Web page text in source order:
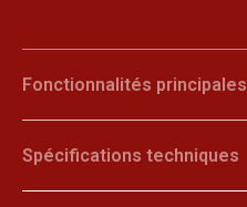
Fonctionnalités principales
Spécifications techniques